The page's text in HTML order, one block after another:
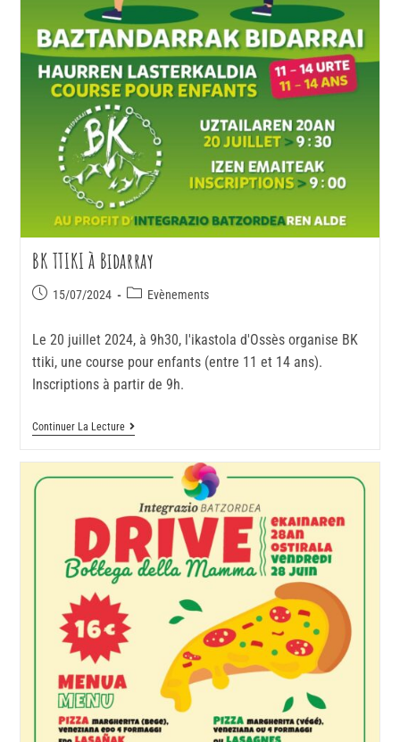
BK TTIKI à Bidarray
15/07/2024 Evènements
Le 20 juillet 2024, à 9h30, l'ikastola d'Ossès organise BK
ttiki, une course pour enfants (entre 11 et 14 ans).
Inscriptions à partir de 9h.
Continuer La Lecture